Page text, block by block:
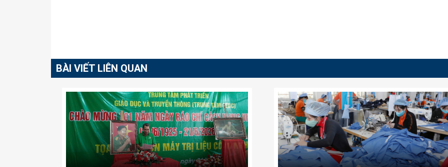
BÀI VIẾT LIÊN QUAN